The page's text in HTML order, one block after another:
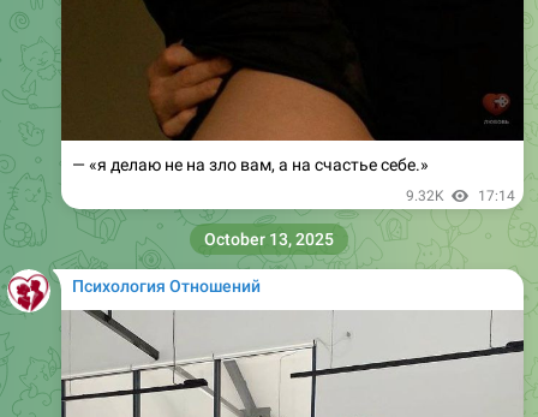
— «я делаю не на зло вам, а на счастье себе.»
9.32K 17:14
Психология Отношений
October 13, 2025